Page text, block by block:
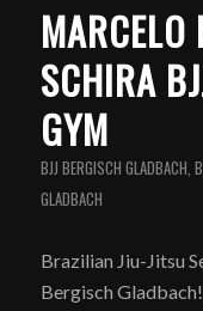
MARCELO
SCHIRA
GYM
BJJ BERGISCH GLADBACH,
GLADBACH
Brazilian Jiu-Jitsu
Bergisch